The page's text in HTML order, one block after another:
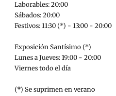
Laborables: 20:00
Sábados: 20:00
Festivos: 11:30 (*) - 13:00 - 20:00
Exposición Santísimo (*)
Lunes a Jueves: 19:00 - 20:00
Viernes todo el día
(*) Se suprimen en verano